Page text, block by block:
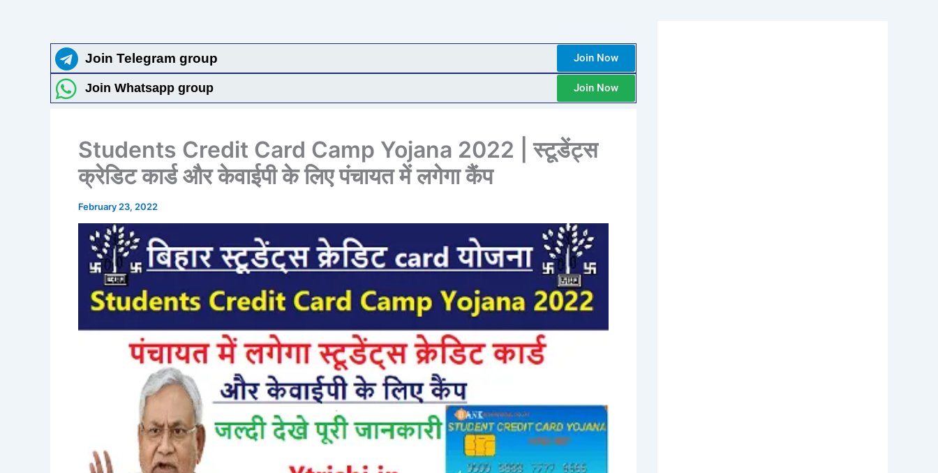
Join Telegram group Join Now
Join Whatsapp group Join Now
Students Credit Card Camp Yojana 2022 | स्टूडेंट्स
क्रेडिट कार्ड और केवाईपी के लिए पंचायत में लगेगा कैंप
February 23, 2022